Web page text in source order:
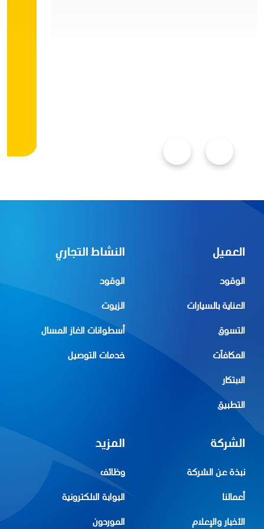
العميل
الوقود
العناية بالسيارات
التسوق
المكافآت
الابتكار
التطبيق
النشاط التجاري
الوقود
الزيوت
أسطوانات الغاز المسال
خدمات التوصيل
الشركة
نبذة عن الشركة
أعمالنا
الأخبار والإعلام
المزيد
وظائف
البوابة الالكترونية
الموردون